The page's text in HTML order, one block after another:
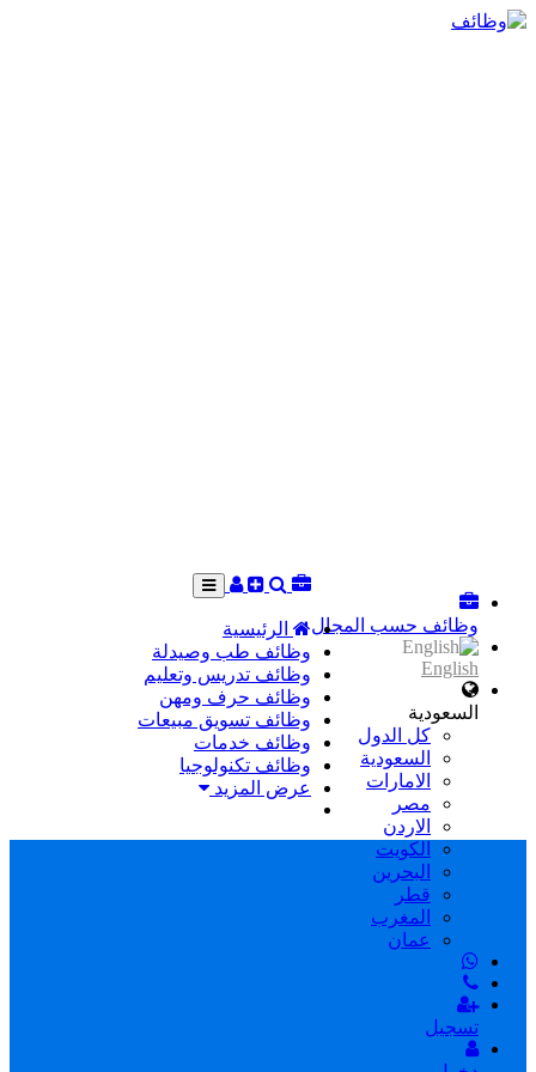
وظائف حسب المجال
English
السعودية
كل الدول
السعودية
الامارات
مصر
الاردن
الكويت
البحرين
قطر
المغرب
عمان
تسجيل
الرئيسية
وظائف طب وصيدلة
وظائف تدريس وتعليم
وظائف حرف ومهن
وظائف تسويق مبيعات
وظائف خدمات
وظائف تكنولوجيا
عرض المزيد